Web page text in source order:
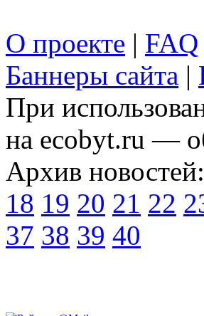
О проекте | FAQ
Баннеры сайта |
При
на ecobyt.ru —
Архив новостей:
18 19 20 21 22
37 38 39 40